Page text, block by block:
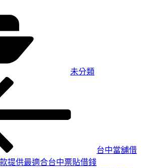
未分類
台中當舖借
提供最適合台中票貼借錢